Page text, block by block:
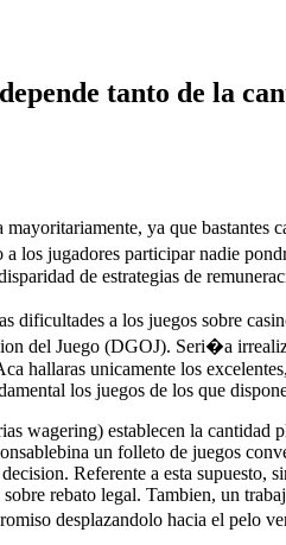
tanto de la
mayoritariamente, ya que
a los jugadores participar nadie
de estrategias de
dificultades a los juegos sobre
del Juego (DGOJ). Seri�a
hallaras unicamente los
los juegos de los que
wagering) establecen la
un folleto de juegos
Referente a esta supuesto,
rebato legal. Tambien, un
desplazandolo hacia el pelo